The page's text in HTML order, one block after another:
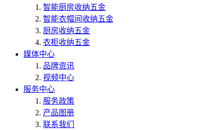
智能厨房收纳五金
智能衣帽间收纳五金
厨房收纳五金
衣柜收纳五金
媒体中心
品牌资讯
视频中心
服务中心
服务政策
产品图册
联系我们